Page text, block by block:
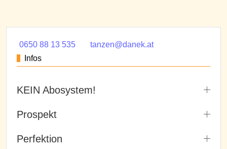
0650 88 13 535
tanzen@danek.at
Infos
KEIN Abosystem!
Prospekt
Perfektion